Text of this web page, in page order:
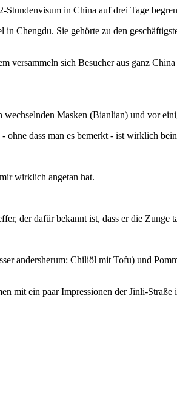
in China auf drei Tage
Chengdu. Sie gehörte zu den
sich Besucher aus ganz
Masken (Bianlian) und vor
dass man es bemerkt - ist wirklich
wirklich angetan hat.
der dafür bekannt ist, dass er die Zunge
andersherum: Chiliöl mit Tofu) und
mit ein paar Impressionen der Jinli-Straße